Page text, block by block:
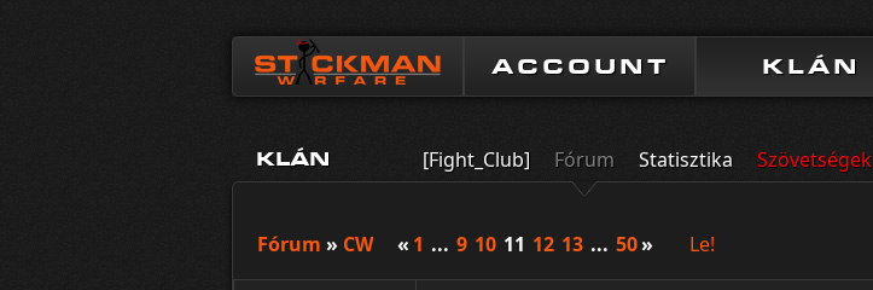
ACCOUNT KLÁN
KLÁN [Fight_Club] Fórum Statisztika Szövetségek
Fórum » CW « 1 ... 9 10 11 12 13 ... 50» Le!